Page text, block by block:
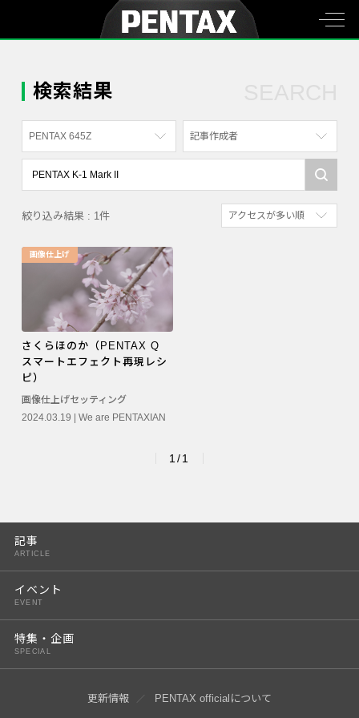
検索結果
PENTAX 645Z
すべて
PENTAX K-70
PENTAX KF
PENTAX K-1
PENTAX K-3 Mark III Monochrome
PENTAX 17
PENTAX Qシリーズ
PENTAX K-3 Mark III
PENTAX K-1 Mark II
記事作成者
すべて
写真家
アクセスが多い順
絞り込み結果 : 1件
画像仕上げ
さくらほのか（PENTAX Q
スマートエフェクト再現レシ
ピ）
画像仕上げセッティング
2024.03.19 | We are PENTAXIAN
1/1
記事
ARTICLE
イベント
EVENT
特集・企画
SPECIAL
更新情報 PENTAX officialについて